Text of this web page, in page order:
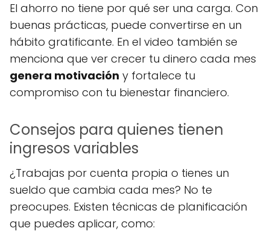
El ahorro no tiene por qué ser una carga. Con
buenas prácticas, puede convertirse en un
hábito gratificante. En el video también se
menciona que ver crecer tu dinero cada mes
genera motivación y fortalece tu
compromiso con tu bienestar financiero.
Consejos para quienes tienen
ingresos variables
¿Trabajas por cuenta propia o tienes un
sueldo que cambia cada mes? No te
preocupes. Existen técnicas de planificación
que puedes aplicar, como: